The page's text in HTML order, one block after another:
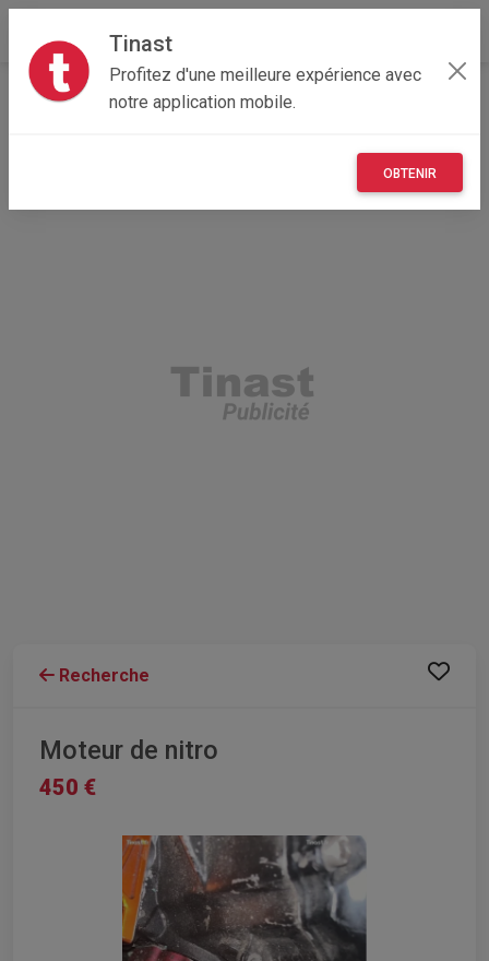
Tinast
Profitez d'une meilleure expérience avec
notre application mobile.
OBTENIR
Accueil Véhicules Normandie
Recherche
Moteur de nitro
450 €